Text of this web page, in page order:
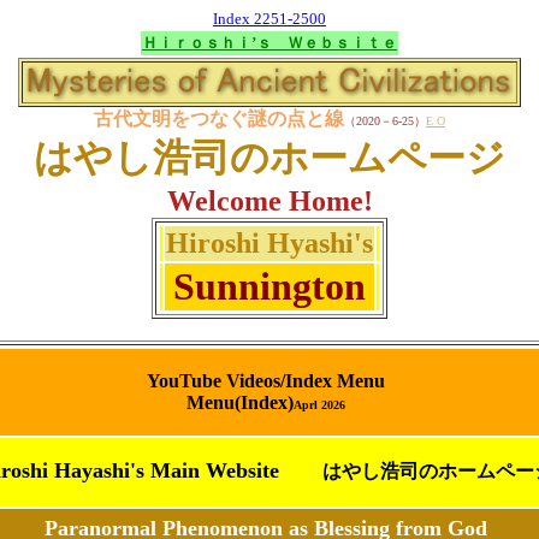
Index 2251-2500
Ｈｉｒｏｓｈｉ’ｓ Ｗｅｂｓｉｔｅ
古代文明をつなぐ謎の点と線 （2020－6-25） E O
はやし浩司のホームページ
Welcome Home!
Hiroshi Hyashi's
Sunnington
YouTube Videos/Index Menu
Menu(Index)Aprl 2026
Hayashi's Main Website はやし浩司のホームペー
Paranormal Phenomenon as Blessing from God